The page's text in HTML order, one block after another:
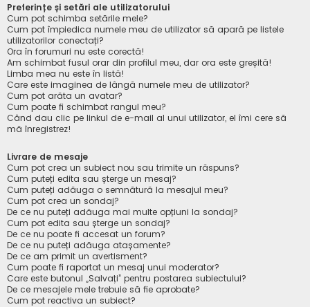
Preferințe și setări ale utilizatorului
Cum pot schimba setările mele?
Cum pot împiedica numele meu de utilizator să apară pe listele
utilizatorilor conectați?
Ora în forumuri nu este corectă!
Am schimbat fusul orar din profilul meu, dar ora este greșită!
Limba mea nu este în listă!
Care este imaginea de lângă numele meu de utilizator?
Cum pot arăta un avatar?
Cum poate fi schimbat rangul meu?
Când dau clic pe linkul de e-mail al unui utilizator, el îmi cere să
mă înregistrez!
Livrare de mesaje
Cum pot crea un subiect nou sau trimite un răspuns?
Cum puteți edita sau șterge un mesaj?
Cum puteți adăuga o semnătură la mesajul meu?
Cum pot crea un sondaj?
De ce nu puteți adăuga mai multe opțiuni la sondaj?
Cum pot edita sau șterge un sondaj?
De ce nu poate fi accesat un forum?
De ce nu puteți adăuga atașamente?
De ce am primit un avertisment?
Cum poate fi raportat un mesaj unui moderator?
Care este butonul „Salvați” pentru postarea subiectului?
De ce mesajele mele trebuie să fie aprobate?
Cum pot reactiva un subiect?